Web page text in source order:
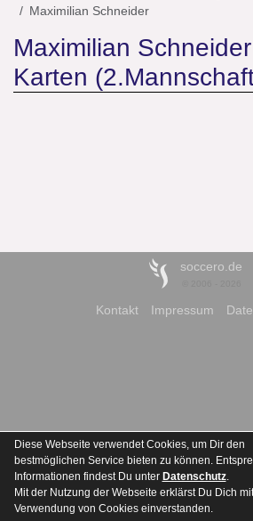
Maximilian Schneider
Maximilian
Karten
soccero.de
Kontakt Impressum
Diese Webseite verwendet Cookies, um Dir den
bestmöglichen Service bieten zu können.
Informationen findest Du unter Datenschutz.
Mit der Nutzung der Webseite erklärst Du Dich
Verwendung von Cookies einverstanden.